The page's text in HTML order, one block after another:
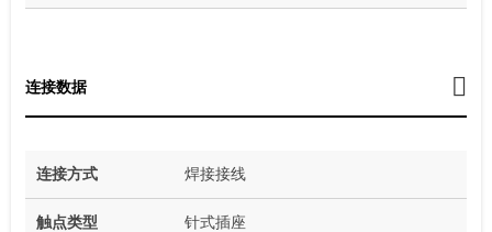
连接数据
连接方式 焊接接线
触点类型 针式插座